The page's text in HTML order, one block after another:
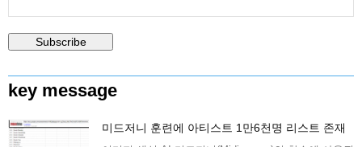
key message
미드저니 훈련에 아티스트 1만6천명 리스트 존재